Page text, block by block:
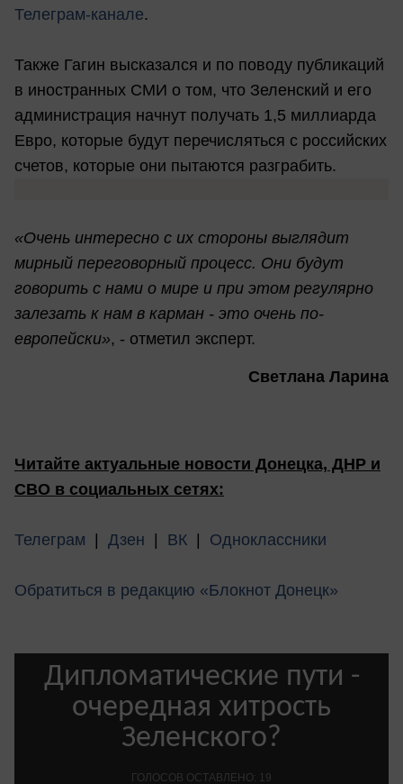
Телеграм-канале.
Также Гагин высказался и по поводу публикаций
в иностранных СМИ о том, что Зеленский и его
администрация начнут получать 1,5 миллиарда
Евро, которые будут перечисляться с российских
счетов, которые они пытаются разграбить.
«Очень интересно с их стороны выглядит
мирный переговорный процесс. Они будут
говорить с нами о мире и при этом регулярно
залезать к нам в карман - это очень по-
европейски», - отметил эксперт.
Светлана Ларина
Читайте актуальные новости Донецка, ДНР и
СВО в социальных сетях:
Телеграм | Дзен | ВК | Одноклассники
Обратиться в редакцию «Блокнот Донецк»